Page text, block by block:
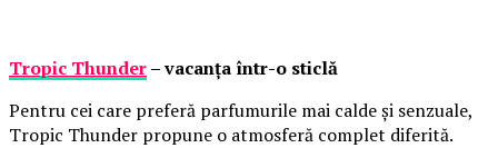
Tropic Thunder– vacanța într-o sticlă
Pentru cei care preferă parfumurile mai calde și senzuale,
Tropic Thunder propune o atmosferă complet diferită.